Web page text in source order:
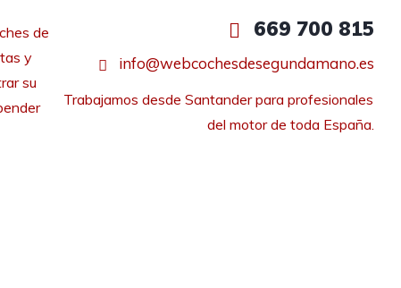
de
y
su
669 700 815
info@webcochesdesegundamano.es
Trabajamos desde Santander para profesionales
del motor de toda España.